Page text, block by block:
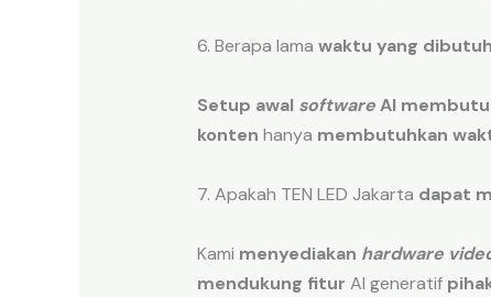
6. Berapa lama waktu yang
Setup awal softwareAI
konten hanya membutuhkan
7. Apakah TEN LED Jakarta dapat
Kami menyediakan hardware
mendukung fitur AI generatif